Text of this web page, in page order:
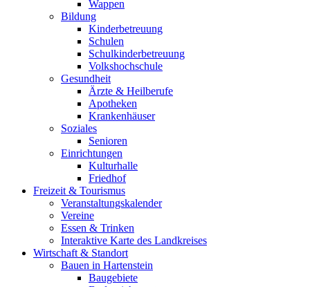
Wappen
Bildung
Kinderbetreuung
Schulen
Schulkinderbetreuung
Volkshochschule
Gesundheit
Ärzte & Heilberufe
Apotheken
Krankenhäuser
Soziales
Senioren
Einrichtungen
Kulturhalle
Friedhof
Freizeit & Tourismus
Veranstaltungskalender
Vereine
Essen & Trinken
Interaktive Karte des Landkreises
Wirtschaft & Standort
Bauen in Hartenstein
Baugebiete